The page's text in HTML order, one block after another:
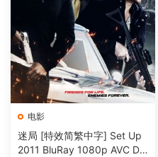
电影
迷局 [特效简繁中字] Set Up
2011 BluRay 1080p AVC DT